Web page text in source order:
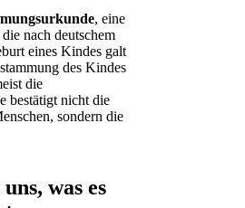
, eine
die nach deutschem
eines Kindes galt
des Kindes
die
bestätigt nicht die
sondern die
was es